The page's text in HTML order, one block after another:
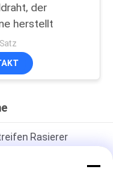
der
herstellt
Rasierer